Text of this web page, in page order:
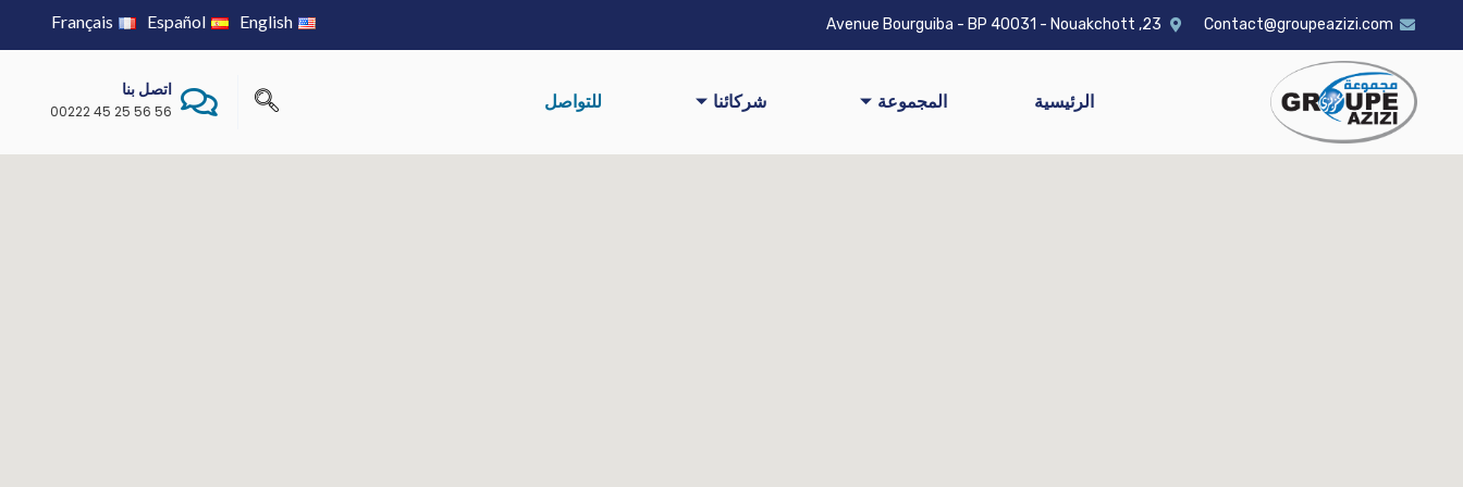
Contact@groupeazizi.com
23, Avenue Bourguiba - BP 40031 - Nouakchott
English
Español
Français
الرئيسية المجموعة شركائنا للتواصل اتصل بنا
56 56 25 45 00222